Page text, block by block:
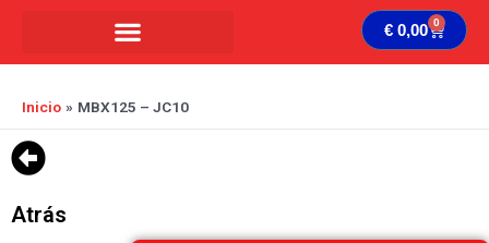
€ 0,00 0
Inicio MBX125 – JC10
Atrás